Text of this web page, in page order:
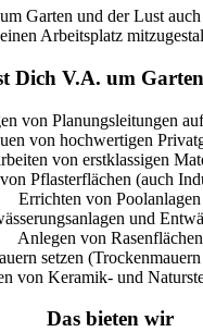
Garten und der Lust
Arbeitsplatz
Dich V.A. um
von Planungsleitungen
von hochwertigen
von erstklassigen
Pflasterflächen (auch
Errichten von Poolanlagen
und
Anlegen von Rasenflächen
setzen
von Keramik- und
Das bieten wir